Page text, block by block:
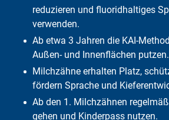
Fazit
reduzieren und fluoridhaltiges
verwenden.
Ab etwa 3 Jahren die KAI-
Außen- und Innenflächen putzen.
Milchzähne erhalten Platz,
fördern Sprache und
Ab den 1. Milchzähnen
gehen und Kinderpass nutzen.